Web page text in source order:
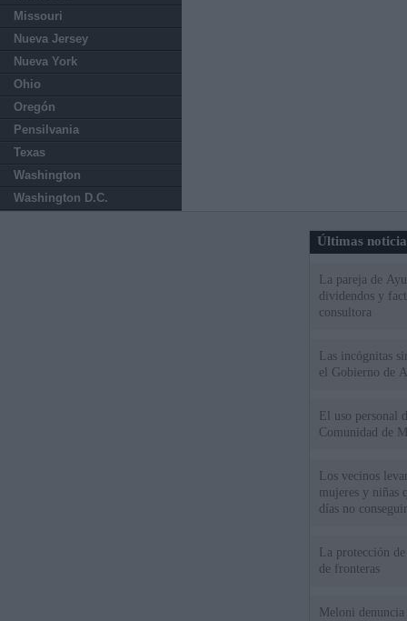
Missouri
Nueva Jersey
Nueva York
Ohio
Oregón
Pensilvania
Texas
Washington
Washington D.C.
Últimas
La pareja de
dividendos y
consultora
Las incógnitas
el Gobierno de
El uso personal
Comunidad de
Los vecinos
mujeres y niñas
días no
La protección
de fronteras
Meloni